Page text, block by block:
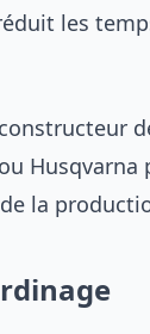
les
Husqvarna
la